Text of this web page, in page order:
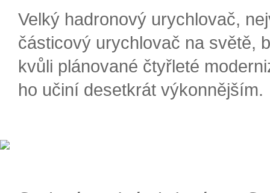
Velký hadronový urychlovač,
částicový urychlovač na světě,
kvůli plánované čtyřleté
ho učiní desetkrát výkonnějším.